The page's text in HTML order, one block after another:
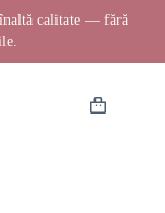
calitate — fără
Coș